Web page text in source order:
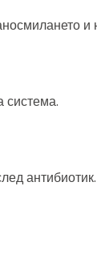
система.
антибиотик.